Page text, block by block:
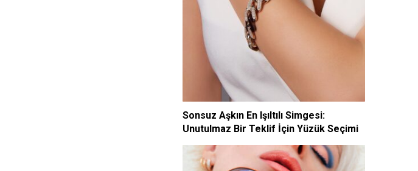
Sonsuz Aşkın En Işıltılı Simgesi:
Unutulmaz Bir Teklif İçin Yüzük Seçimi